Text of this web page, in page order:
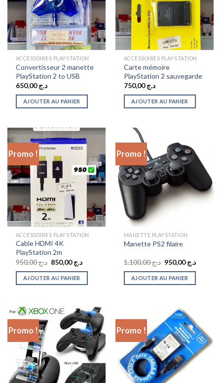
ACCESSOIRES PLAYSTATION
Convertisseur 2 manette
PlayStation 2 to USB
د.ج650,00
AJOUTER AU PANIER
ACCESSOIRES PLAYSTATION
Carte mémoire
PlayStation 2 sauvegarde
د.ج750,00
AJOUTER AU PANIER
Promo !
ACCESSOIRES PLAYSTATION
Cable HDMI 4K
PlayStation 2m
د.ج950,00
Le
initial
était :
د.ج850,00
Le
est :
AJOUTER AU PANIER
Promo !
MANETTE PLAYSTATION
Manette PS2 filaire
د.ج1.100,00
Le
initial
était :
د.ج950,00
Le
AJOUTER AU PANIER
Promo ! Promo !